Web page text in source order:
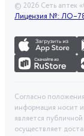
© 2026 Сеть аптек
Лицензия №:
Согласно
информация носит
является
осуществляет